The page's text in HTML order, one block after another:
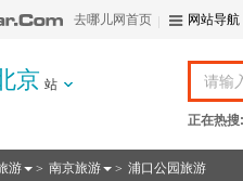
去哪儿网首页 网站导航
京 站
正在热搜:
游 > 南京旅游 > 浦口公园旅游